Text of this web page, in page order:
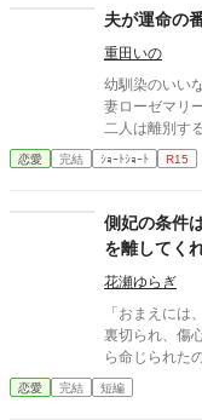
夫が運命の
重田いの
幼馴染のいい
妻ローゼマリー。 だがエーリヒに運命の番が現れたこ
二人は離別する。 しかし二年後、修道院に暮らすロー
元へエーリヒ
恋愛 完結 ｼｮｰﾄｼｮｰﾄ R15
側妃の条件
を離してく
花瀬ゆらぎ
「おまえには、国
裏切られ、傷心の伯爵令嬢
ら命じられた
た。 しかし、王宮で待っていたのは、「世継ぎを産んだら離縁」
という非情な条件。 夫となったフェイランは冷
恋愛 完結 短編